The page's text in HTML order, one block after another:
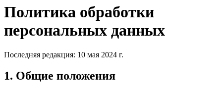
Политика обработки
персональных данных
Последняя редакция: 10 мая 2024 г.
1. Общие положения